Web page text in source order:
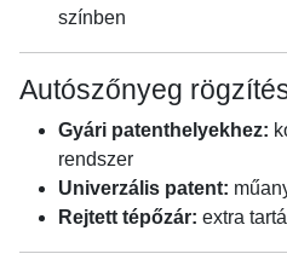
színben
Autószőnyeg
Gyári patenthelyekhez:
rendszer
Univerzális patent:
Rejtett tépőzár: extra